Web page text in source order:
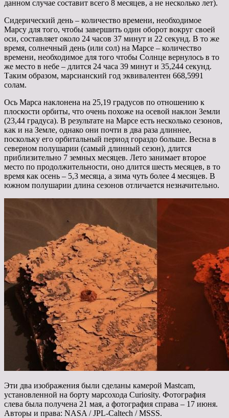
данном случае составит всего 8 месяцев, а не несколько лет).
Сидерический день – количество времени, необходимое
Марсу для того, чтобы завершить один оборот вокруг своей
оси, составляет около 24 часов 37 минут и 22 секунд. В то же
время, солнечный день (или сол) на Марсе – количество
времени, необходимое для того чтобы Солнце вернулось в то
же место в небе – длится 24 часа 39 минут и 35,244 секунд.
Таким образом, марсианский год эквивалентен 668,5991
солам.
Ось Марса наклонена на 25,19 градусов по отношению к
плоскости орбиты, что очень похоже на осевой наклон Земли
(23,44 градуса). В результате на Марсе есть несколько сезонов,
как и на Земле, однако они почти в два раза длиннее,
поскольку его орбитальный период гораздо больше. Весна в
северном полушарии (самый длинный сезон), длится
приблизительно 7 земных месяцев. Лето занимает второе
место по продолжительности, оно длится шесть месяцев, в то
время как осень – 5,3 месяца, а зима чуть более 4 месяцев. В
южном полушарии длина сезонов отличается незначительно.
Эти два изображения были сделаны камерой Mastcam,
установленной на борту марсохода Curiosity. Фотография
слева была получена 21 мая, а фотография справа – 17 июня.
Авторы и права: NASA / JPL-Caltech / MSSS.